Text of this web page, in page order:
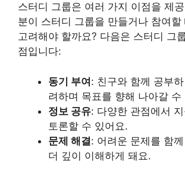
스터디 그룹은 여러 가지 이점을 제
분이 스터디 그룹을 만들거나 참여할
고려해야 할까요? 다음은 스터디 그
점입니다:
동기 부여: 친구와 함께 공부
려하며 목표를 향해 나아갈 수
정보 공유: 다양한 관점에서
토론할 수 있어요.
문제 해결: 어려운 문제를 함
더 깊이 이해하게 돼요.